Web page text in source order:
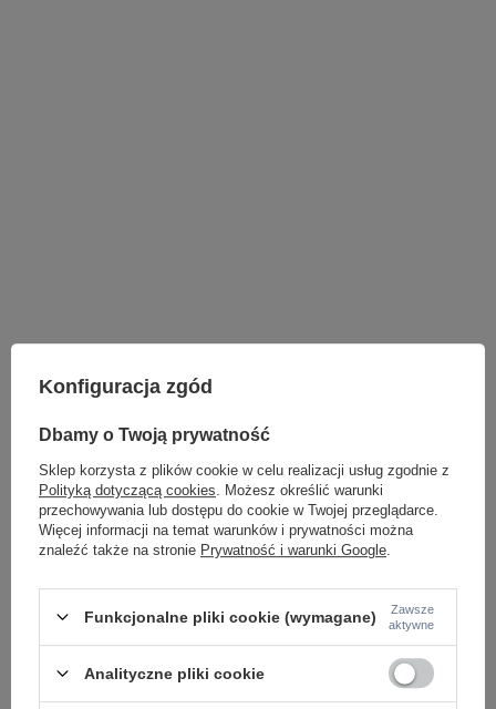
KINKIETY NAD LUSTRO
ŻYRANDOLE KRYSZTAŁOWE
LAMPY WISZĄCE CZARNE
LAMPY WISZĄCE - OKRĘGI
KINKIETY DO SYPIALNI
LAMPY SUFITOWE OKRĄGŁE
LAMPY WISZĄCE
LAMPY ZEWNĘTRZNE
SŁUPKI OGRODOWE
LAMPY OGRODOWE - SUFITOWE
LAMPY SOLARNE
Konfiguracja zgód
Dbamy o Twoją prywatność
Sklep korzysta z plików cookie w celu realizacji usług zgodnie z
Polityką dotyczącą cookies . Możesz określić warunki
przechowywania lub dostępu do cookie w Twojej przeglądarce.
Więcej informacji na temat warunków i prywatności można
znaleźć także na stronie Prywatność i warunki Google
Funkcjonalne pliki cookie (wymagane)
Zawsze
aktywne
Analityczne pliki cookie